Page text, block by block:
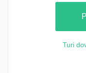
Turi